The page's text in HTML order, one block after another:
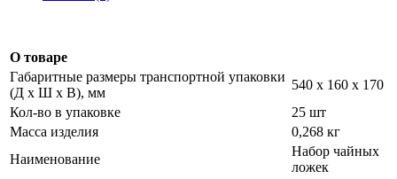
О товаре
Габаритные размеры транспортной упаковки
(Д х Ш х В), мм
540 х 160 х 170
Кол-во в упаковке
25 шт
Масса изделия
0,268 кг
Наименование
Набор чайных
ложек